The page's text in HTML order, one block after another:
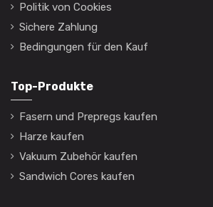
Politik von Cookies
Sichere Zahlung
Bedingungen für den Kauf
Top-Produkte
Fasern und Prepregs kaufen
Harze kaufen
Vakuum Zubehör kaufen
Sandwich Cores kaufen